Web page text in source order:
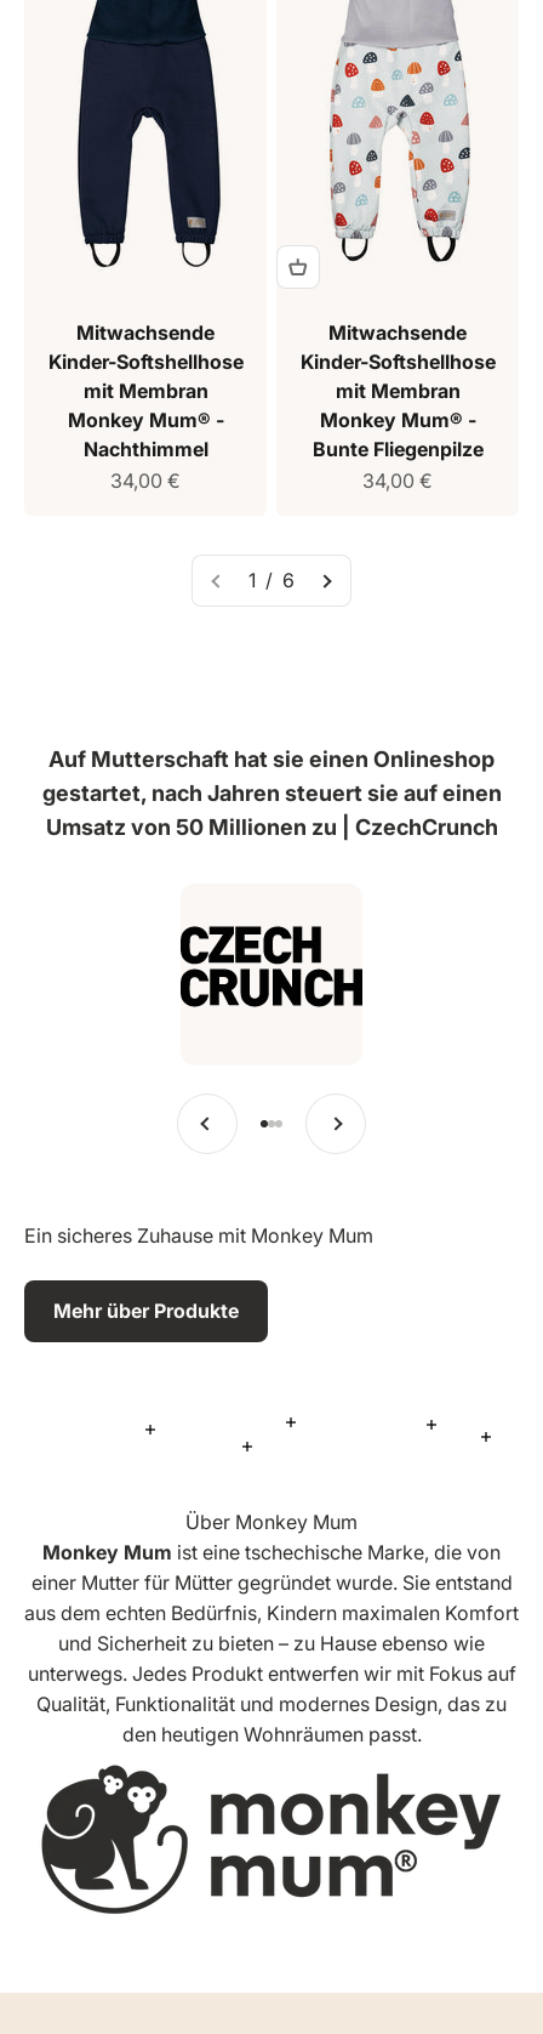
Mitwachsende
Kinder-Softshellhose
mit Membran
Monkey Mum® -
Nachthimmel
Verkaufspreis
34,00 €
Mitwachsende
Kinder-Softshellhose
mit Membran
Monkey Mum® -
Bunte Fliegenpilze
Verkaufspreis
34,00 €
1 / 6
Auf Mutterschaft hat sie einen Onlineshop
gestartet, nach Jahren steuert sie auf einen
Umsatz von 50 Millionen zu | CzechCrunch
Vorherige
Zu Eintrag 1 springen
Zu Eintrag 2 springen
Zu Eintrag 3 springen
Weiter
Ein sicheres Zuhause mit Monkey Mum
Mehr über Produkte
Mehr
Mehr InformationenMehr Informationen
Über Monkey Mum
Monkey Mum ist eine tschechische Marke, die von
einer Mutter für Mütter gegründet wurde. Sie entstand
aus dem echten Bedürfnis, Kindern maximalen Komfort
und Sicherheit zu bieten – zu Hause ebenso wie
unterwegs. Jedes Produkt entwerfen wir mit Fokus auf
Qualität, Funktionalität und modernes Design, das zu
den heutigen Wohnräumen passt.